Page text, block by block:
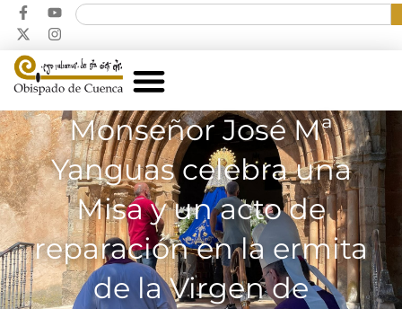
Monseñor José Mª
Yanguas celebra una
Misa y un acto de
reparación en la ermita
de la Virgen de